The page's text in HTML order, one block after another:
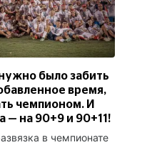
было забить
время,
чемпионом. И
— на 90+9 и 90+11!
в чемпионате